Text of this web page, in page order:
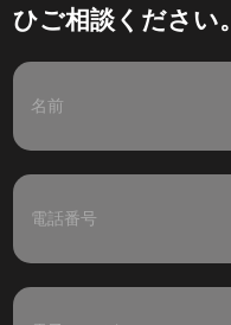
ひご相談ください。